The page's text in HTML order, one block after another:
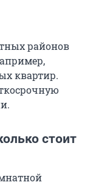
районов
квартир.
стоит